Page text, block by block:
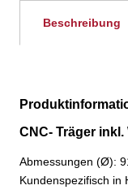
Beschreibung
CNC- Träger
Abmessungen (Ø):
Kundenspezifisch in